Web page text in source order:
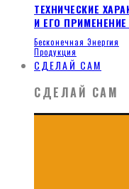
ТЕХНИЧЕСКИЕ
И ЕГО
Бесконечная Энергия
Продукция
СДЕЛАЙ САМ
СДЕЛАЙ САМ